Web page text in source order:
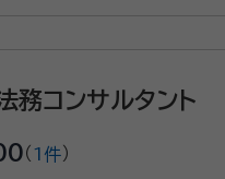
を、こちらの都合に最大限に配
務コンサルタント
（ 1件）